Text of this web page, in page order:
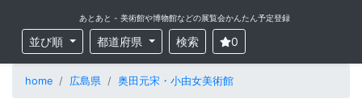
あとあと - 美術館や博物館などの展覧会かんたん予定登録
並び順 都道府県 検索 0
home 広島県 奥田元宋・小由女美術館